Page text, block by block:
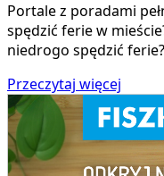
Portale z poradami
spędzić ferie w
niedrogo spędzić
Przeczytaj więcej